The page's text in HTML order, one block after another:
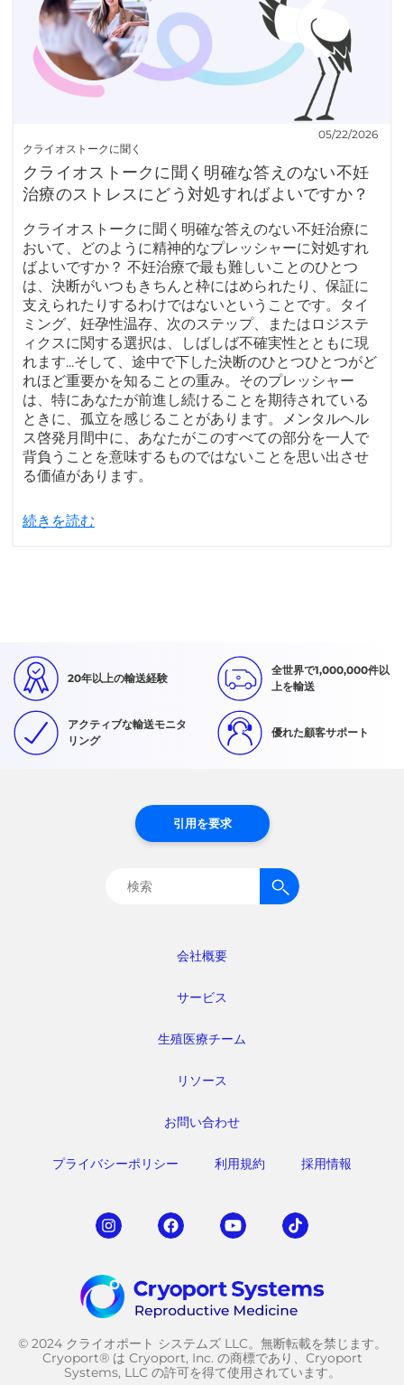
クライオストークに聞く
05/22/2026
クライオストークに聞く明確な答えのない不妊
治療のストレスにどう対処すればよいですか？
クライオストークに聞く明確な答えのない不妊治療に
おいて、どのように精神的なプレッシャーに対処すれ
ばよいですか？ 不妊治療で最も難しいことのひとつ
は、決断がいつもきちんと枠にはめられたり、保証に
支えられたりするわけではないということです。タイ
ミング、妊孕性温存、次のステップ、またはロジステ
ィクスに関する選択は、しばしば不確実性とともに現
れます...そして、途中で下した決断のひとつひとつがど
れほど重要かを知ることの重み。そのプレッシャー
は、特にあなたが前進し続けることを期待されている
ときに、孤立を感じることがあります。メンタルヘル
ス啓発月間中に、あなたがこのすべての部分を一人で
背負うことを意味するものではないことを思い出させ
る価値があります。
続きを読む
20年以上の輸送経験
全世界で1,000,000件以
上を輸送
アクティブな輸送モニタ
リング
優れた顧客サポート
会社概要
サービス
生殖医療チーム
リソース
お問い合わせ
プライバシーポリシー 利用規約 採用情報
引用を要求
検
© 2024 クライオポート システムズ LLC。無断転載を禁じます。
Cryoport® は Cryoport, Inc. の商標であり、Cryoport
Systems, LLC の許可を得て使用されています。